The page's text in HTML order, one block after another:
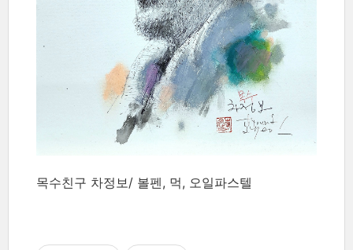
목수친구 차정보/ 볼펜, 먹, 오일파스텔